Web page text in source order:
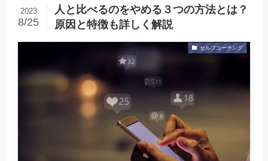
人と比べるのをやめる３つの方法とは？
原因と特徴も詳しく解説
2023
8/25
セルフコーチング